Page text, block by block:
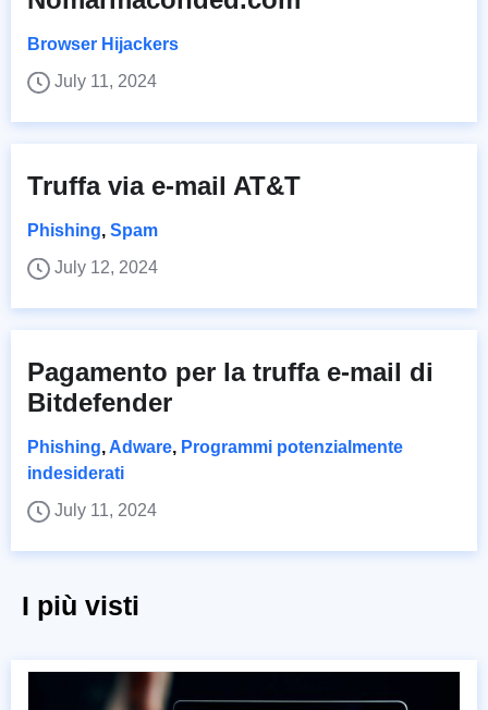
Browser Hijackers
July 11, 2024
Truffa via e-mail AT&T
Phishing, Spam
July 12, 2024
Pagamento per la truffa e-mail di
Bitdefender
Phishing, Adware, Programmi potenzialmente
indesiderati
July 11, 2024
I più visti